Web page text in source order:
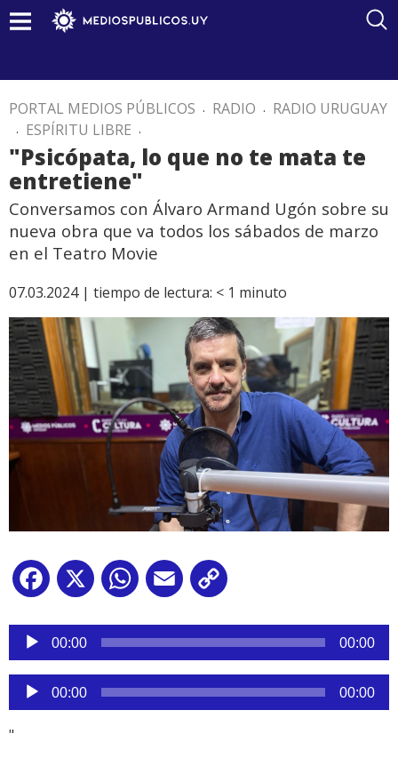
PORTAL MEDIOS PÚBLICOS . RADIO . RADIO URUGUAY
. ESPÍRITU LIBRE .
"Psicópata, lo que no te mata te
entretiene"
Conversamos con Álvaro Armand Ugón sobre su
nueva obra que va todos los sábados de marzo
en el Teatro Movie
07.03.2024 | tiempo de lectura: < 1 minuto
Facebook
X WhatsApp
Email
Reproductor
audio
00:00 00:00
Reproductor
de
audio
00:00 00:00
"